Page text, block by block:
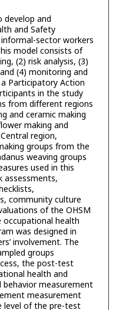
develop and
and Safety
sector workers
model consists of
(2) risk analysis, (3)
(4) monitoring and
Participatory Action
in the study
from different regions
and ceramic making
making and
region,
groups from the
weaving groups
used in this
assessments,
community culture
of the OHSM
occupational health
was designed in
involvement. The
groups
the post-test
health and
measurement
measurement
level of the pre-test